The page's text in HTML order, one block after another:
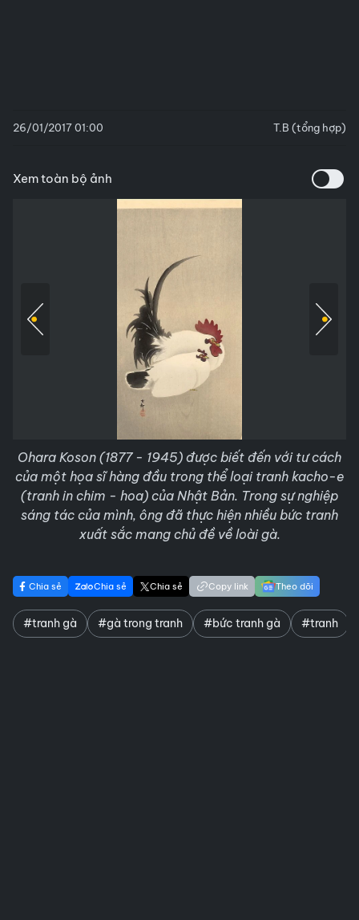
26/01/2017 01:00 T.B (tổng hợp)
Xem toàn bộ ảnh
Ohara Koson (1877 - 1945) được biết đến với tư cách
của một họa sĩ hàng đầu trong thể loại tranh kacho-e
(tranh in chim - hoa) của Nhật Bản. Trong sự nghiệp
sáng tác của mình, ông đã thực hiện nhiều bức tranh
xuất sắc mang chủ đề về loài gà.
Chia sẻ Chia sẻ Chia sẻ Copy link Theo dõi
#tranh gà #gà trong tranh #bức tranh gà #tranh